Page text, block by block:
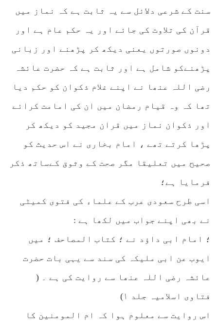
سنت کے شرعی دلائل سے یہ ثابت ہے کہ نماز میں
قرآن کی تلاوت کی جائے اور یہ حکم عام ہے اور
دونوں صورتوں یعنی دیکھ کر پڑھنے اور زبانی
پڑھنےکو شامل ہے اور ثابت ہے کہ حضرت عائشہ
رضی اللہ عنھا نے اپنے غلام ذکوان کو حکم دیا
تھا کہ وہ قیام رمضان میں ان کی امامت کرائے
اور ذکوان نماز میں قران مجید کو دیکھ کر
پڑھا کرتے تھے ، امام بخاری نے اس حدیث کو
صحیح میں تعلیقا مگر صحت کے وثوق کےساتھ ذکر
فرمایا ہے؛
اسی طرح سعودی عرب کے علماء کی فتوی کمیٹی
نے بھی اپنے جواب میں لکھا ہے :
؛ امام ابی داؤد نے ؛ کتاب المصاحف ؛ میں
ایوب عن ابی ملیکہ کی سند سے یہی بات حضرت
عائشہ رضی اللہ عنھا سے روایت کی ہے ۔ (
فتاوی اسلامیہ جلد ۱)
اس روایت سے معلوم ہوا کہ ام المومنین کا